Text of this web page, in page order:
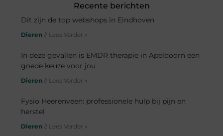
Recente berichten
Dit zijn de top webshops in Eindhoven
Dieren // Lees Verder »
In deze gevallen is EMDR therapie in Apeldoorn een
goede keuze voor jou
Dieren // Lees Verder »
Fysio Heerenveen: professionele hulp bij pijn en
herstel
Dieren // Lees Verder »